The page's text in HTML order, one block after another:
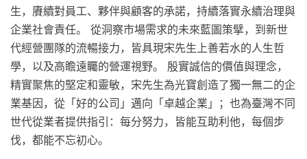
生，賡續對員工、夥伴與顧客的承諾，持續落實永續治理與
企業社會責任。 從洞察市場需求的未來藍圖策擘，到新世
代經營團隊的流暢接力，皆具現宋先生上善若水的人生哲
學，以及高瞻遠矚的營運視野。 殷實誠信的價值與理念，
精實聚焦的堅定和靈敏，宋先生為光寶創造了獨一無二的企
業基因，從「好的公司」邁向「卓越企業」；也為臺灣不同
世代從業者提供指引：每分努力，皆能互助利他，每個步
伐，都能不忘初心。